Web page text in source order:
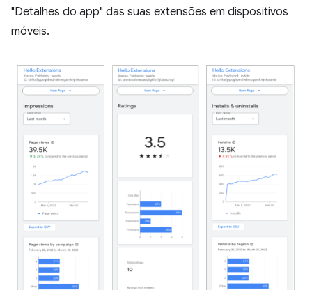
"Detalhes do app" das suas extensões em dispositivos
móveis.